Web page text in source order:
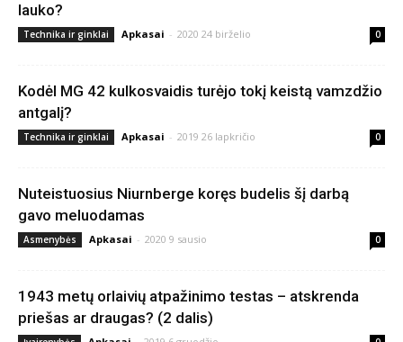
lauko?
Technika ir ginklai Apkasai - 2020 24 birželio 0
Kodėl MG 42 kulkosvaidis turėjo tokį keistą vamzdžio
antgalį?
Technika ir ginklai Apkasai - 2019 26 lapkričio 0
Nuteistuosius Niurnberge koręs budelis šį darbą
gavo meluodamas
Asmenybės Apkasai - 2020 9 sausio 0
1943 metų orlaivių atpažinimo testas – atskrenda
priešas ar draugas? (2 dalis)